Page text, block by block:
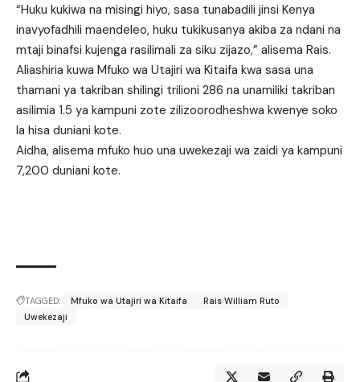
“Huku kukiwa na misingi hiyo, sasa tunabadili jinsi Kenya
inavyofadhili maendeleo, huku tukikusanya akiba za ndani na
mtaji binafsi kujenga rasilimali za siku zijazo,” alisema Rais.
Aliashiria kuwa Mfuko wa Utajiri wa Kitaifa kwa sasa una
thamani ya takriban shilingi trilioni 286 na unamiliki takriban
asilimia 1.5 ya kampuni zote zilizoorodheshwa kwenye soko
la hisa duniani kote.
Aidha, alisema mfuko huo una uwekezaji wa zaidi ya kampuni
7,200 duniani kote.
TAGGED: Mfuko wa Utajiri wa Kitaifa
Rais William Ruto
Uwekezaji